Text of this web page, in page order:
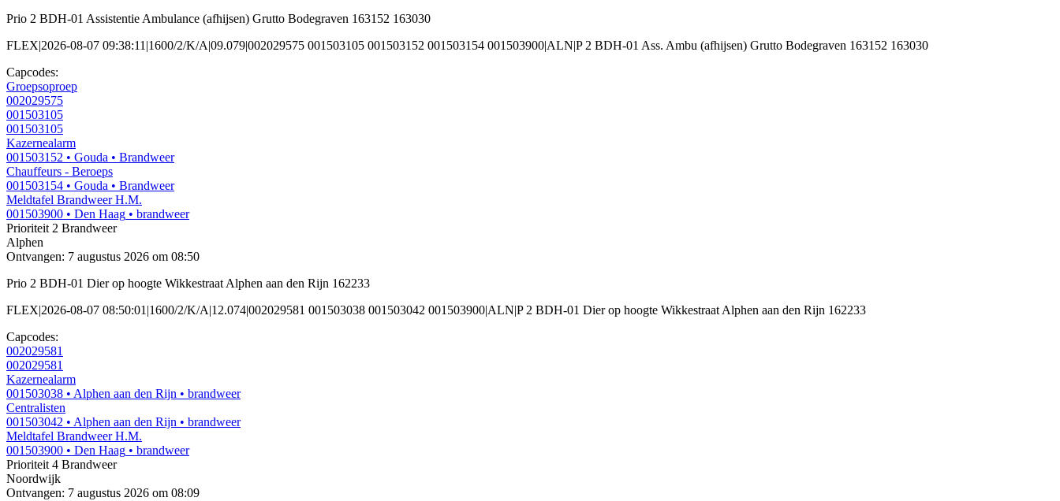
Prio 2 BDH-01 Assistentie Ambulance (afhijsen) Grutto Bodegraven 163152 163030
FLEX|2026-08-07 09:38:11|1600/2/K/A|09.079|002029575 001503105 001503152 001503154 001503900|ALN|P 2 BDH-01 Ass. Ambu (afhijsen) Grutto Bodegraven 163152 163030
Capcodes:
Groepsoproep
002029575
001503105
001503105
Kazernealarm
001503152 • Gouda • Brandweer
Chauffeurs - Beroeps
001503154 • Gouda • Brandweer
Meldtafel Brandweer H.M.
001503900 • Den Haag • brandweer
Prioriteit 2 Brandweer
Alphen
Ontvangen: 7 augustus 2026 om 08:50
Prio 2 BDH-01 Dier op hoogte Wikkestraat Alphen aan den Rijn 162233
FLEX|2026-08-07 08:50:01|1600/2/K/A|12.074|002029581 001503038 001503042 001503900|ALN|P 2 BDH-01 Dier op hoogte Wikkestraat Alphen aan den Rijn 162233
Capcodes:
002029581
002029581
Kazernealarm
001503038 • Alphen aan den Rijn • brandweer
Centralisten
001503042 • Alphen aan den Rijn • brandweer
Meldtafel Brandweer H.M.
001503900 • Den Haag • brandweer
Prioriteit 4 Brandweer
Noordwijk
Ontvangen: 7 augustus 2026 om 08:09